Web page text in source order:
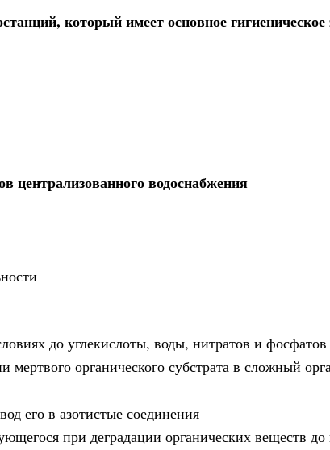
который имеет основное гигиеническое
централизованного водоснабжения
до углекислоты, воды, нитратов и фосфатов
органического субстрата в сложный
его в азотистые соединения
при деградации органических веществ до